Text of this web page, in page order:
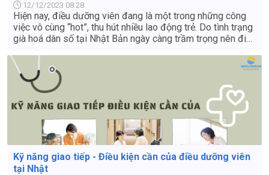
12/12/2023 08:28
Hiện nay, điều dưỡng viên đang là một trong những công
việc vô cùng “hot”, thu hút nhiều lao động trẻ. Do tình trạng
già hoá dân số tại Nhật Bản ngày càng trầm trọng nên điều
Kỹ năng giao tiếp - Điều kiện cần của điều dưỡng viên
tại Nhật